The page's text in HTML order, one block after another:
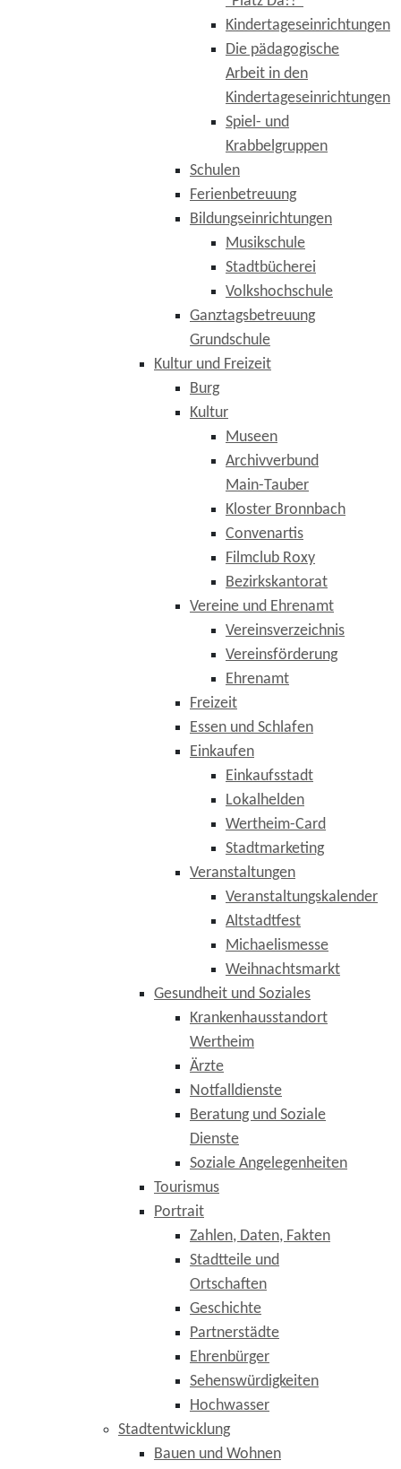
Kindertageseinrichtungen
Die pädagogische
Arbeit in den
Kindertageseinrichtungen
Spiel- und
Krabbelgruppen
Schulen
Ferienbetreuung
Bildungseinrichtungen
Musikschule
Stadtbücherei
Volkshochschule
Ganztagsbetreuung
Grundschule
Kultur und Freizeit
Burg
Kultur
Museen
Archivverbund
Main-Tauber
Kloster Bronnbach
Convenartis
Filmclub Roxy
Bezirkskantorat
Vereine und Ehrenamt
Vereinsverzeichnis
Vereinsförderung
Ehrenamt
Freizeit
Essen und Schlafen
Einkaufen
Einkaufsstadt
Lokalhelden
Wertheim-Card
Stadtmarketing
Veranstaltungen
Veranstaltungskalender
Altstadtfest
Michaelismesse
Weihnachtsmarkt
Gesundheit und Soziales
Krankenhausstandort
Wertheim
Ärzte
Notfalldienste
Beratung und Soziale
Dienste
Soziale Angelegenheiten
Tourismus
Portrait
Zahlen, Daten, Fakten
Stadtteile und
Ortschaften
Geschichte
Partnerstädte
Ehrenbürger
Sehenswürdigkeiten
Hochwasser
Stadtentwicklung
Bauen und Wohnen